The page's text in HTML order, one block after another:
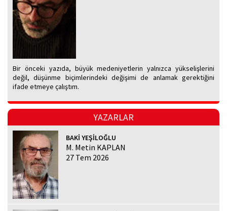
Bir önceki yazıda, büyük medeniyetlerin yalnızca yükselişlerini
değil, düşünme biçimlerindeki değişimi de anlamak gerektiğini
ifade etmeye çalıştım.
YAZARLAR
BAKİ YEŞİLOĞLU
M. Metin KAPLAN
27 Tem 2026